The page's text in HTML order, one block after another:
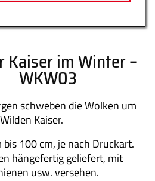
Zahlung
Gütesiegel
Über uns
Kaiser im Winter –
WKW03
schweben die Wolken um
Kaiser.
100 cm, je nach Druckart.
hängefertig geliefert, mit
usw. versehen.